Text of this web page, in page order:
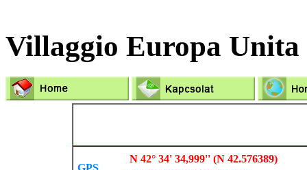
Villaggio Europa Unita
GPS
N 42° 34' 34,999'' (N 42.576389)